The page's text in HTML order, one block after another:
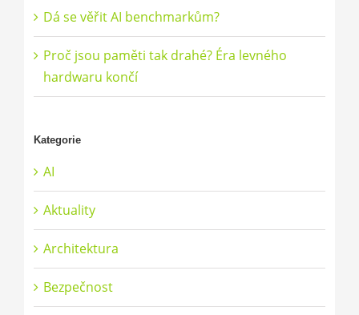
Dá se věřit AI benchmarkům?
Proč jsou paměti tak drahé? Éra levného
hardwaru končí
Kategorie
AI
Aktuality
Architektura
Bezpečnost